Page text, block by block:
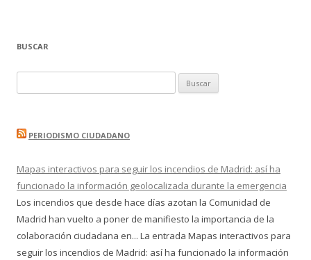
BUSCAR
PERIODISMO CIUDADANO
Mapas interactivos para seguir los incendios de Madrid: así ha
funcionado la información geolocalizada durante la emergencia
Los incendios que desde hace días azotan la Comunidad de
Madrid han vuelto a poner de manifiesto la importancia de la
colaboración ciudadana en... La entrada Mapas interactivos para
seguir los incendios de Madrid: así ha funcionado la información